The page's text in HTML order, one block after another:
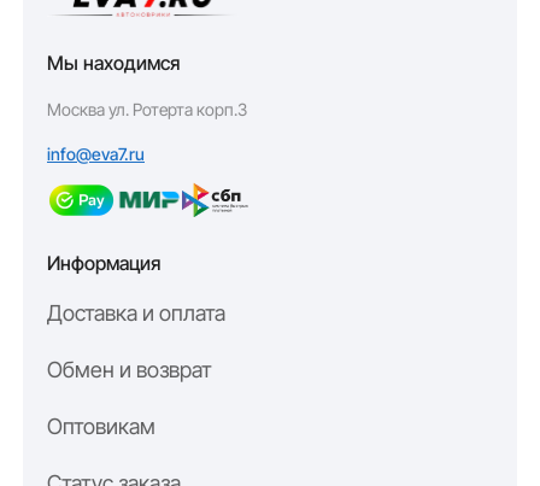
Мы находимся
Москва ул. Ротерта корп.3
info@eva7.ru
Информация
Доставка и оплата
Обмен и возврат
Оптовикам